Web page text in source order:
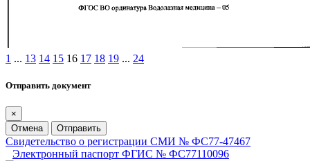
1 ... 13 14 15 16 17 18 19 ... 24
Отправить документ
×
Отмена
Отправить
Свидетельство о регистрации СМИ № ФС77-47467
Электронный паспорт ФГИС № ФС77110096